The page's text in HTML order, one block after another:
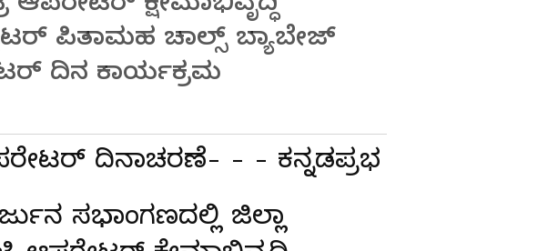
ಪಿತಾಮಹ ಚಾಲ್ಸ್ ಬ್ಯಾಬೇಜ್
ದಿನ ಕಾರ್ಯಕ್ರಮ
ದಿನಾಚರಣೆ- - - ಕನ್ನಡಪ್ರಭ
ಸಭಾಂಗಣದಲ್ಲಿ ಜಿಲ್ಲಾ